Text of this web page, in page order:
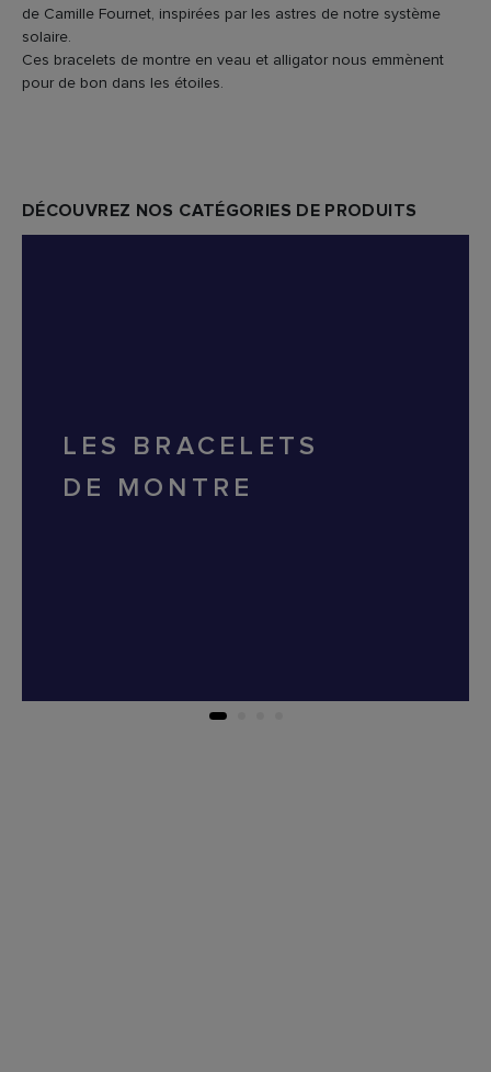
de Camille Fournet, inspirées par les astres de notre système
solaire.
Ces bracelets de montre en veau et alligator nous emmènent
pour de bon dans les étoiles.
DÉCOUVREZ NOS CATÉGORIES DE PRODUITS
LES BRACELETS
DE MONTRE